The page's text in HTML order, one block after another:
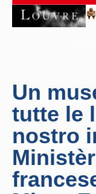
Un
tutte le
nostro